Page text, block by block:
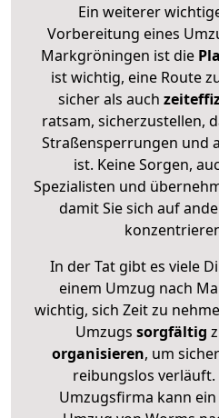
Ein weiterer
Vorbereitung eines
Markgröningen ist die
ist wichtig, eine Route
sicher als auch
ratsam, sicherzustellen,
Straßensperrungen und
ist. Keine Sorgen,
Spezialisten und
damit Sie sich auf
In der Tat gibt es viele
einem Umzug nach
wichtig, sich Zeit zu
Umzugs sorgfältig
organisieren, um
reibungslos
Umzugsfirma kann